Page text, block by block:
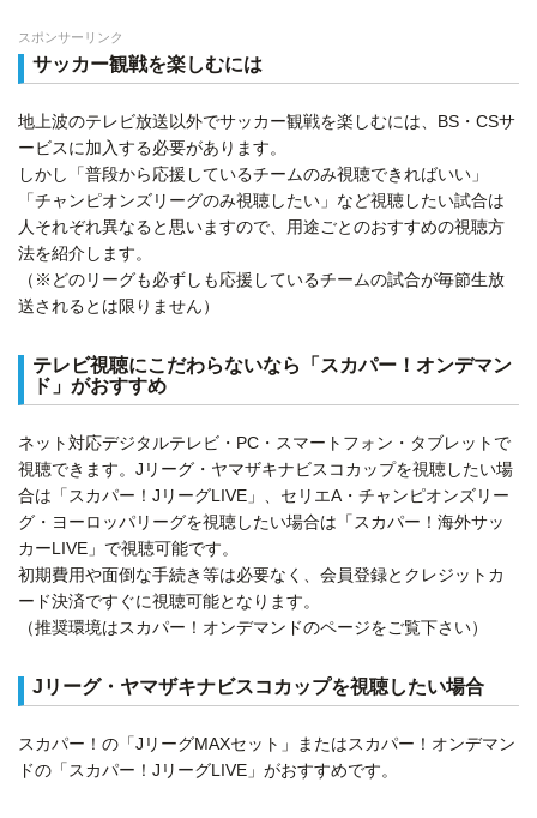
スポンサーリンク
サッカー観戦を楽しむには
地上波のテレビ放送以外でサッカー観戦を楽しむには、BS・CSサ
ービスに加入する必要があります。
しかし「普段から応援しているチームのみ視聴できればいい」
「チャンピオンズリーグのみ視聴したい」など視聴したい試合は
人それぞれ異なると思いますので、用途ごとのおすすめの視聴方
法を紹介します。
（※どのリーグも必ずしも応援しているチームの試合が毎節生放
送されるとは限りません）
テレビ視聴にこだわらないなら「スカパー！オンデマン
ド」がおすすめ
ネット対応デジタルテレビ・PC・スマートフォン・タブレットで
視聴できます。Jリーグ・ヤマザキナビスコカップを視聴したい場
合は「スカパー！JリーグLIVE」、セリエA・チャンピオンズリー
グ・ヨーロッパリーグを視聴したい場合は「スカパー！海外サッ
カーLIVE」で視聴可能です。
初期費用や面倒な手続き等は必要なく、会員登録とクレジットカ
ード決済ですぐに視聴可能となります。
（推奨環境はスカパー！オンデマンドのページをご覧下さい）
Jリーグ・ヤマザキナビスコカップを視聴したい場合
スカパー！の「JリーグMAXセット」またはスカパー！オンデマン
ドの「スカパー！JリーグLIVE」がおすすめです。